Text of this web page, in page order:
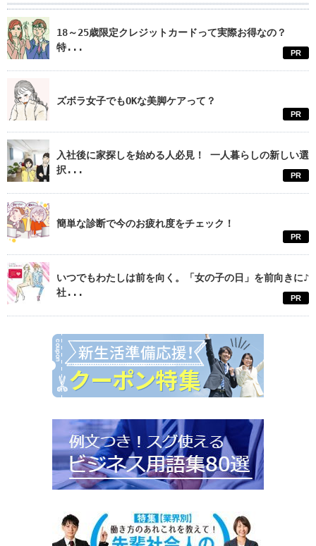
18～25歳限定クレジットカードって実際お得なの？
特...
PR
ズボラ女子でもOKな美脚ケアって？
PR
入社後に家探しを始める人必見！ 一人暮らしの新しい選
択...
PR
簡単な診断で今のお疲れ度をチェック！
PR
いつでもわたしは前を向く。「女の子の日」を前向きに♪
社...
PR